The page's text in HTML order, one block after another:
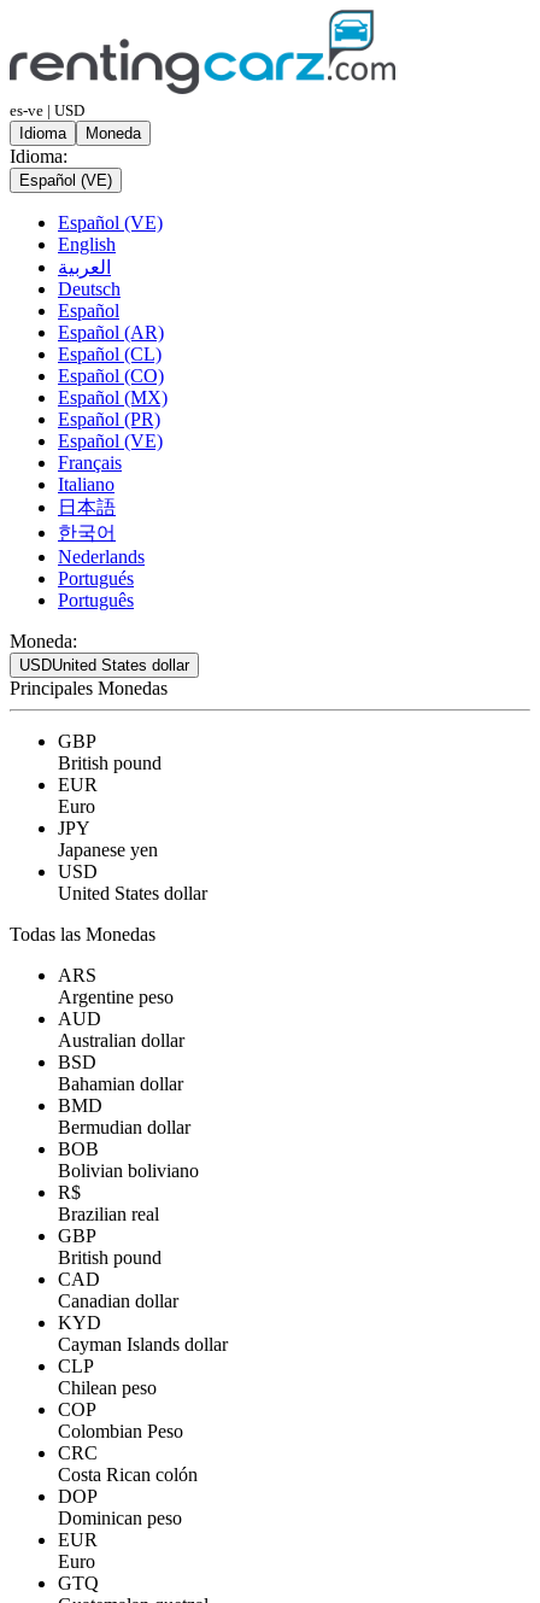
es-ve | USD
Idioma
Moneda
Idioma:
Español (VE)
Español (VE)
English
العربية
Deutsch
Español
Español (AR)
Español (CL)
Español (CO)
Español (MX)
Español (PR)
Español (VE)
Français
Italiano
日本語
한국어
Nederlands
Portugués
Português
Moneda:
USDUnited States dollar
Principales Monedas
GBP
British pound
EUR
Euro
JPY
Japanese yen
USD
United States dollar
Todas las Monedas
ARS
Argentine peso
AUD
Australian dollar
BSD
Bahamian dollar
BMD
Bermudian dollar
BOB
Bolivian boliviano
R$
Brazilian real
GBP
British pound
CAD
Canadian dollar
KYD
Cayman Islands dollar
CLP
Chilean peso
COP
Colombian Peso
CRC
Costa Rican colón
DOP
Dominican peso
EUR
Euro
GTQ